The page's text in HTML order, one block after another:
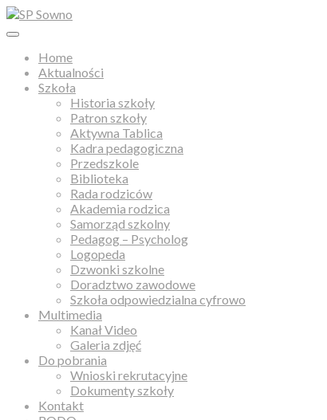
Home
Aktualności
Szkoła
Historia szkoły
Patron szkoły
Aktywna Tablica
Kadra pedagogiczna
Przedszkole
Biblioteka
Rada rodziców
Akademia rodzica
Samorząd szkolny
Pedagog – Psycholog
Logopeda
Dzwonki szkolne
Doradztwo zawodowe
Szkoła odpowiedzialna cyfrowo
Multimedia
Kanał Video
Galeria zdjęć
Do pobrania
Wnioski rekrutacyjne
Dokumenty szkoły
Kontakt